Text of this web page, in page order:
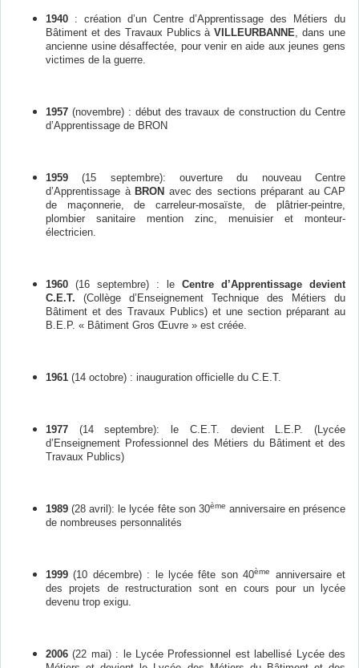
1940 : création d’un Centre d’Apprentissage des Métiers du
Bâtiment et des Travaux Publics àVILLEURBANNE , dans une
ancienne usine désaffectée, pour venir en aide aux jeunes gens
victimes de la guerre.
1957 (novembre) : début des travaux de construction du Centre
d’Apprentissage de BRON
1959(15 septembre): ouverture du nouveau Centre
d’Apprentissage à BRON avec des sections préparant au CAP
de maçonnerie, de carreleur-mosaïste, de plâtrier-peintre,
plombier sanitaire mention zinc, menuisier et monteur-
électricien.
1960 (16 septembre) : le Centre d’Apprentissage devient
C.E.T. (Collège d’Enseignement Technique des Métiers du
Bâtiment et des Travaux Publics) et une section préparant au
B.E.P. « Bâtiment Gros Œuvre » est créée.
1961 (14 octobre) : inauguration officielle du C.E.T.
1977 (14 septembre): le C.E.T. devient L.E.P. (Lycée
d’Enseignement Professionnel des Métiers du Bâtiment et des
Travaux Publics)
1989(28 avril): le lycée fête son 30ème anniversaire en présence
de nombreuses personnalités
1999 (10 décembre) : le lycée fête son 40ème
anniversaire et
des projets de restructuration sont en cours pour un lycée
devenu trop exigu.
2006(22 mai) : le Lycée Professionnel est labellisé Lycée des